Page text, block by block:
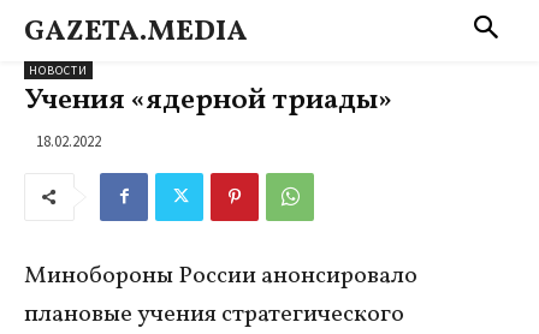
GAZETA.MEDIA
НОВОСТИ
Учения «ядерной триады»
18.02.2022
Минобороны России анонсировало
плановые учения стратегического